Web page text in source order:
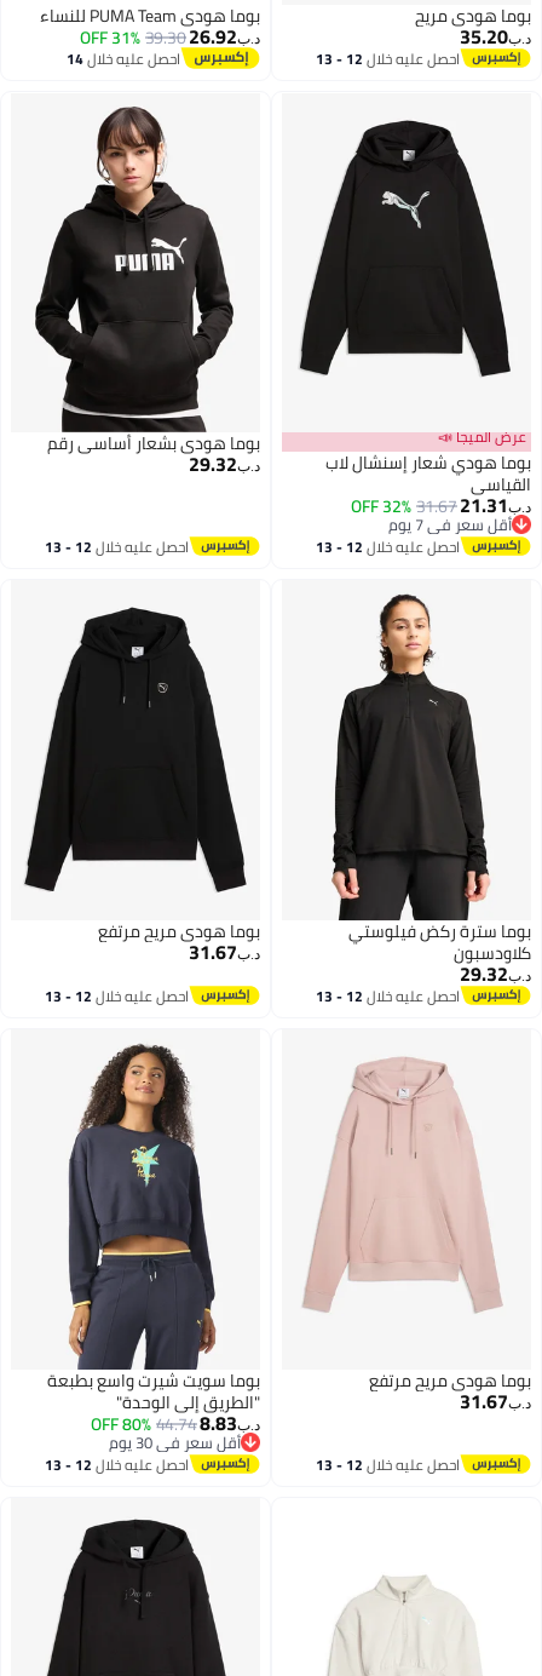
بوما هودي مريح
د.ب‏35.20
احصل عليه خلال 12 - 13
بوما هودي PUMA Team للنساء
د.ب‏26.92
39.30
31% OFF
احصل عليه خلال14
عرض الميجا 📣
بوما هودي شعار إسنشال لاب
القياسي
د.ب‏21.31
31.67
32% OFF
أقل سعر في 7 يوم
أقل سعر في 7 يوماحصل عليه خلال 12 - 13
بوما هودي بشعار أساسي رقم
د.ب‏29.32
احصل عليه خلال 12 - 13
بوما سترة ركض فيلوستي
كلاودسبون
د.ب‏29.32
احصل عليه خلال 12 - 13
بوما هودي مريح مرتفع
د.ب‏31.67
احصل عليه خلال 12 - 13
بوما هودي مريح مرتفع
د.ب‏31.67
احصل عليه خلال 12 - 13
بوما سويت شيرت واسع بطبعة
"الطريق إلى الوحدة"
د.ب‏8.83
44.74
80% OFF
أقل سعر في 30 يوم
أقل سعر في 30 يوماحصل عليه خلال 12 - 13